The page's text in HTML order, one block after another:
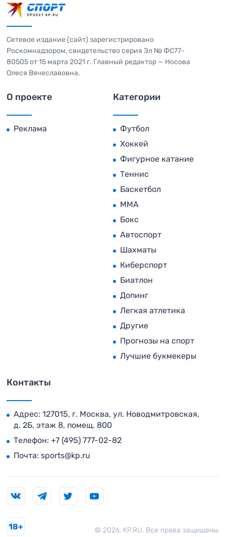
Сетевое издание (сайт) зарегистрировано
Роскомнадзором, свидетельство серия Эл № ФС77-
80505 от 15 марта 2021 г. Главный редактор — Носова
Олеся Вячеславовна.
О проекте
Реклама
Категории
Футбол
Хоккей
Фигурное катание
Теннис
Баскетбол
MMA
Бокс
Автоспорт
Шахматы
Киберспорт
Биатлон
Допинг
Легкая атлетика
Другие
Прогнозы на спорт
Лучшие букмекеры
Контакты
Адрес: 127015, г. Москва, ул. Новодмитровская,
д. 2Б, этаж 8, помещ. 800
Телефон: +7 (495) 777-02-82
Почта: sports@kp.ru
© 2026. KP.RU. Все права защищены.
18+